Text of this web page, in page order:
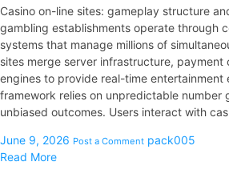
Casino on-line sites: gameplay structure
gambling establishments operate through
systems that manage millions of
sites merge server infrastructure, payment
engines to provide real-time entertainment
framework relies on unpredictable number
unbiased outcomes. Users interact with
June 9, 2026 Post a Comment pack005
Read More